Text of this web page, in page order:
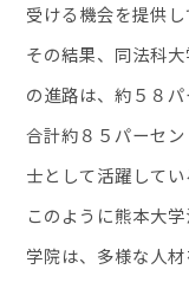
受ける機会を提供し
その結果、同法科
の進路は、約５８
合計約８５パーセ
士として活躍してい
このように熊本大
学院は、多様な人